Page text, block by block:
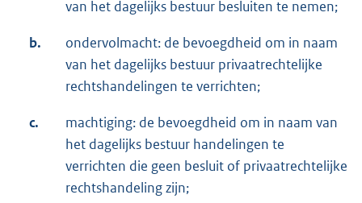
van het dagelijks bestuur besluiten te nemen;
b.
ondervolmacht: de bevoegdheid om in naam
van het dagelijks bestuur privaatrechtelijke
rechtshandelingen te verrichten;
c.
machtiging: de bevoegdheid om in naam van
het dagelijks bestuur handelingen te
verrichten die geen besluit of privaatrechtelijke
rechtshandeling zijn;